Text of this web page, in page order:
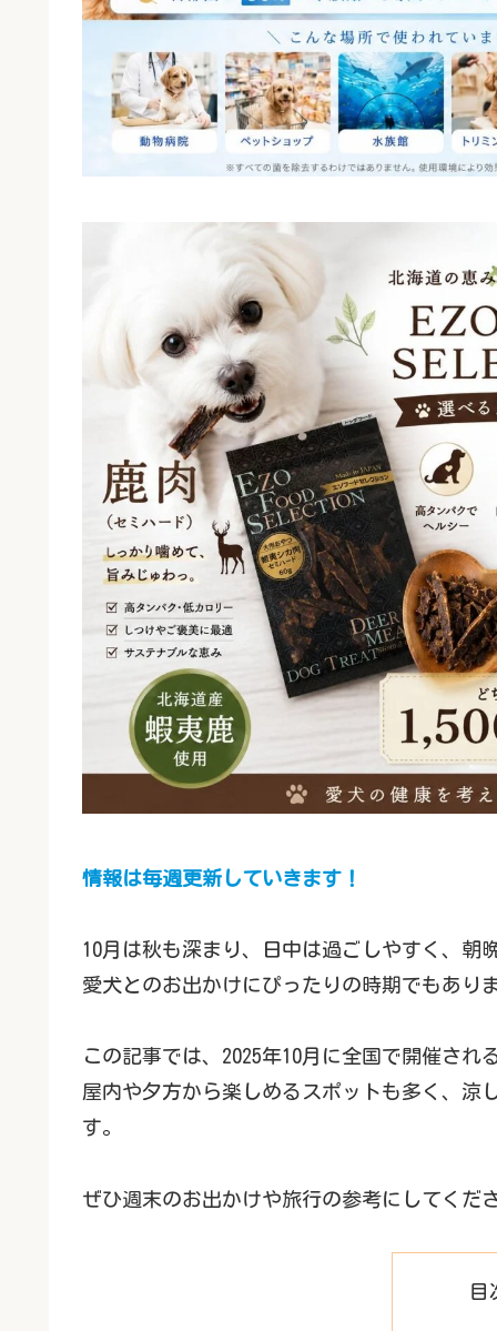
情報は毎週更新していきます！
10月は秋も深まり、日中は過ごしやすく、朝
愛犬とのお出かけにぴったりの時期でもあり
この記事では、2025年10月に全国で開催さ
屋内や夕方から楽しめるスポットも多く、涼
す。
ぜひ週末のお出かけや旅行の参考にしてくだ
目